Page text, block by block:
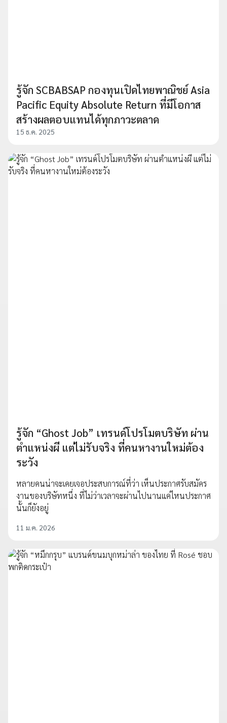
รู้จัก SCBABSAP กองทุนเปิดไทยพาณิชย์ Asia
Pacific Equity Absolute Return ที่มีโอกาส
สร้างผลตอบแทนได้ทุกภาวะตลาด
15 ธ.ค. 2025
รู้จัก “Ghost Job” เทรนด์โปรโมตบริษัท ผ่าน
ตำแหน่งผี แต่ไม่รับจริง ที่คนหางานใหม่ต้อง
ระวัง
หลายคนน่าจะเคยเจอประสบการณ์ที่ว่า เห็นประกาศรับสมัคร
งานของบริษัทหนึ่ง ที่ไม่ว่าเวลาจะผ่านไปนานแค่ไหนประกาศ
นั้นก็ยังอยู่
11 ม.ค. 2026